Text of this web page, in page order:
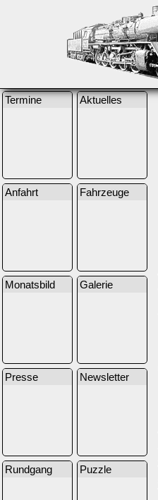
Termine Aktuelles
Anfahrt Fahrzeuge
Monatsbild Galerie
Presse Newsletter
Rundgang Puzzle